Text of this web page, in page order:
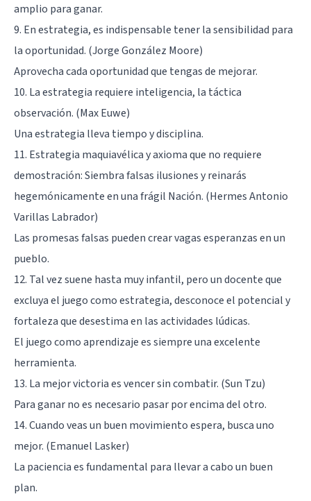
amplio para ganar.
9. En estrategia, es indispensable tener la sensibilidad para
la oportunidad. (Jorge González Moore)
Aprovecha cada oportunidad que tengas de mejorar.
10. La estrategia requiere inteligencia, la táctica
observación. (Max Euwe)
Una estrategia lleva tiempo y disciplina.
11. Estrategia maquiavélica y axioma que no requiere
demostración: Siembra falsas ilusiones y reinarás
hegemónicamente en una frágil Nación. (Hermes Antonio
Varillas Labrador)
Las promesas falsas pueden crear vagas esperanzas en un
pueblo.
12. Tal vez suene hasta muy infantil, pero un docente que
excluya el juego como estrategia, desconoce el potencial y
fortaleza que desestima en las actividades lúdicas.
El juego como aprendizaje es siempre una excelente
herramienta.
13. La mejor victoria es vencer sin combatir. (Sun Tzu)
Para ganar no es necesario pasar por encima del otro.
14. Cuando veas un buen movimiento espera, busca uno
mejor. (Emanuel Lasker)
La paciencia es fundamental para llevar a cabo un buen
plan.